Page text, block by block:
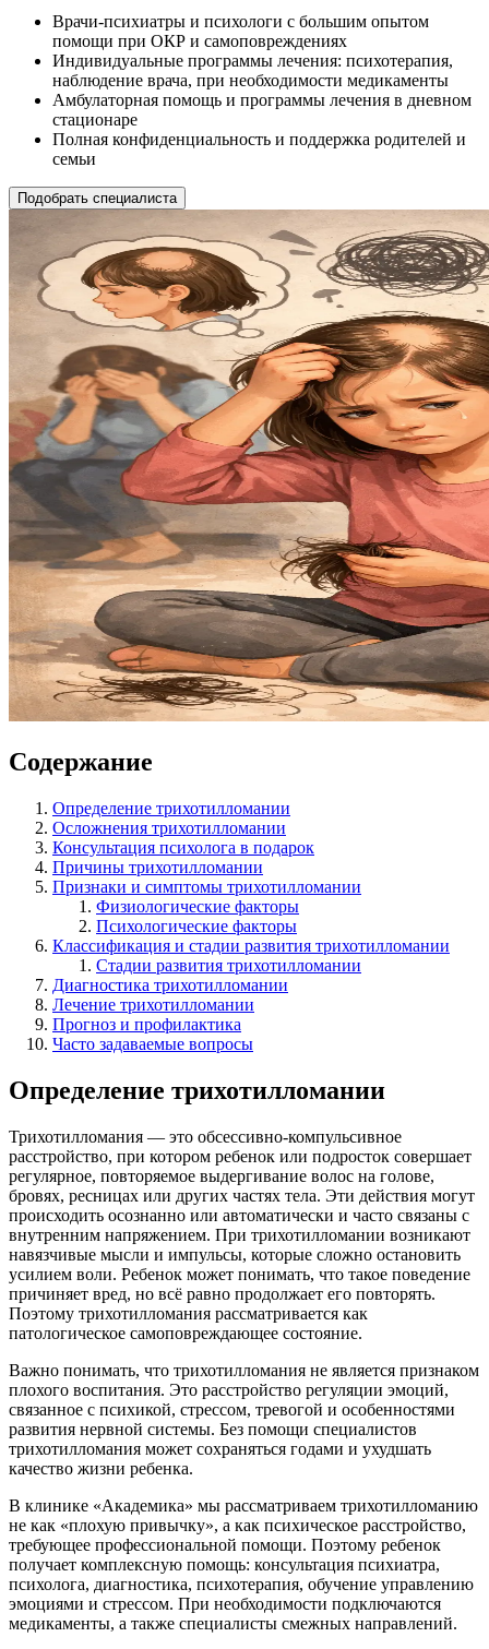
Врачи-психиатры и психологи с большим опытом
помощи при ОКР и самоповреждениях
Индивидуальные программы лечения: психотерапия,
наблюдение врача, при необходимости медикаменты
Амбулаторная помощь и программы лечения в дневном
стационаре
Полная конфиденциальность и поддержка родителей и
семьи
Подобрать специалиста
Содержание
Определение трихотилломании
Осложнения трихотилломании
Консультация психолога в подарок
Причины трихотилломании
Признаки и симптомы трихотилломании
Физиологические факторы
Психологические факторы
Классификация и стадии развития трихотилломании
Стадии развития трихотилломании
Диагностика трихотилломании
Лечение трихотилломании
Прогноз и профилактика
Часто задаваемые вопросы
Определение трихотилломании
Трихотилломания — это обсессивно-компульсивное
расстройство, при котором ребенок или подросток совершает
регулярное, повторяемое выдергивание волос на голове,
бровях, ресницах или других частях тела. Эти действия могут
происходить осознанно или автоматически и часто связаны с
внутренним напряжением. При трихотилломании возникают
навязчивые мысли и импульсы, которые сложно остановить
усилием воли. Ребенок может понимать, что такое поведение
причиняет вред, но всё равно продолжает его повторять.
Поэтому трихотилломания рассматривается как
патологическое самоповреждающее состояние.
Важно понимать, что трихотилломания не является признаком
плохого воспитания. Это расстройство регуляции эмоций,
связанное с психикой, стрессом, тревогой и особенностями
развития нервной системы. Без помощи специалистов
трихотилломания может сохраняться годами и ухудшать
качество жизни ребенка.
В клинике «Академика» мы рассматриваем трихотилломанию
не как «плохую привычку», а как психическое расстройство,
требующее профессиональной помощи. Поэтому ребенок
получает комплексную помощь: консультация психиатра,
психолога, диагностика, психотерапия, обучение управлению
эмоциями и стрессом. При необходимости подключаются
медикаменты, а также специалисты смежных направлений.